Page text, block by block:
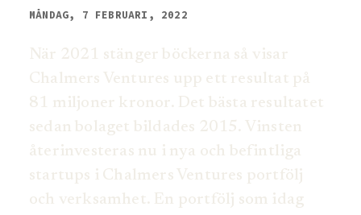
MÅNDAG, 7 FEBRUARI, 2022
När 2021 stänger böckerna så visar
Chalmers Ventures upp ett resultat på
81 miljoner kronor. Det bästa resultatet
sedan bolaget bildades 2015. Vinsten
återinvesteras nu i nya och befintliga
startups i Chalmers Ventures portfölj
och verksamhet. En portfölj som idag